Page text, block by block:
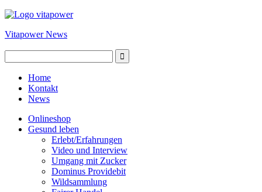
Vitapower News
Home
Kontakt
News
Onlineshop
Gesund leben
Erlebt/Erfahrungen
Video und Interview
Umgang mit Zucker
Dominus Providebit
Wildsammlung